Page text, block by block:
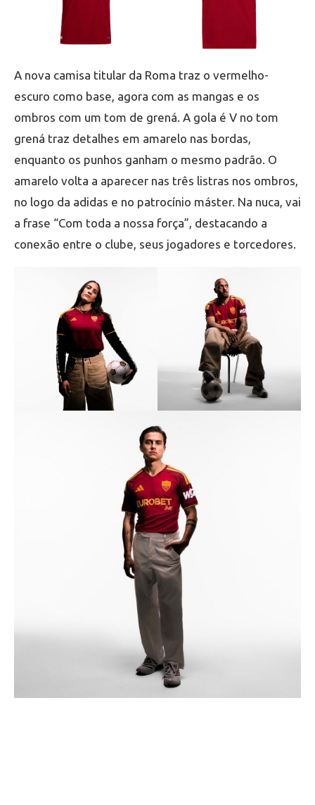
A nova camisa titular da Roma traz o vermelho-
escuro como base, agora com as mangas e os
ombros com um tom de grená. A gola é V no tom
grená traz detalhes em amarelo nas bordas,
enquanto os punhos ganham o mesmo padrão. O
amarelo volta a aparecer nas três listras nos ombros,
no logo da adidas e no patrocínio máster. Na nuca, vai
a frase “Com toda a nossa força”, destacando a
conexão entre o clube, seus jogadores e torcedores.